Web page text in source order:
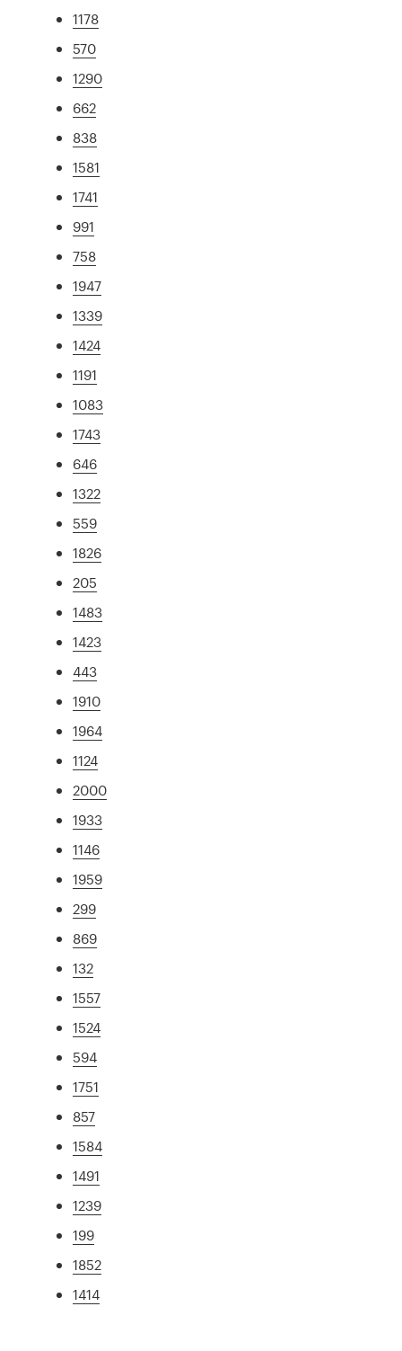
1178
570
1290
662
838
1581
1741
991
758
1947
1339
1424
1191
1083
1743
646
1322
559
1826
205
1483
1423
443
1910
1964
1124
2000
1933
1146
1959
299
869
132
1557
1524
594
1751
857
1584
1491
1239
199
1852
1414